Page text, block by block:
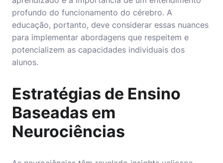
profundo do funcionamento do cérebro. A
educação, portanto, deve considerar essas nuances
para implementar abordagens que respeitem e
potencializem as capacidades individuais dos
alunos.
Estratégias de Ensino
Baseadas em
Neurociências